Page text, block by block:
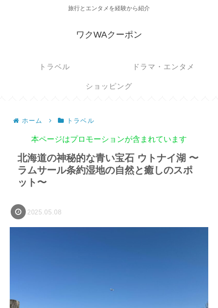
旅行とエンタメを経験から紹介
ワクWAクーポン
トラベル ドラマ・エンタメ
ショッピング
ホーム トラベル
本ページはプロモーションが含まれています
北海道の神秘的な青い宝石 ウトナイ湖 〜
ラムサール条約湿地の自然と癒しのスポ
ット〜
2025.05.08